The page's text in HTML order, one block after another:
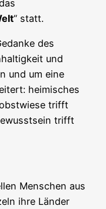
“ statt.
des
und
und um eine
heimisches
trifft
trifft
Menschen aus
ihre Länder